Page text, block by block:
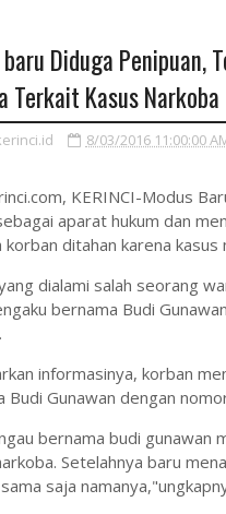
Diduga Penipuan,
Terkait Kasus Narkoba
8/03/2016 11:00:00
KERINCI-Modus
aparat hukum dan
korban ditahan karena kasus
dialami salah seorang
bernama Budi
informasinya, korban
Budi Gunawan dengan
bernama budi gunawan
Setelahnya baru
saja